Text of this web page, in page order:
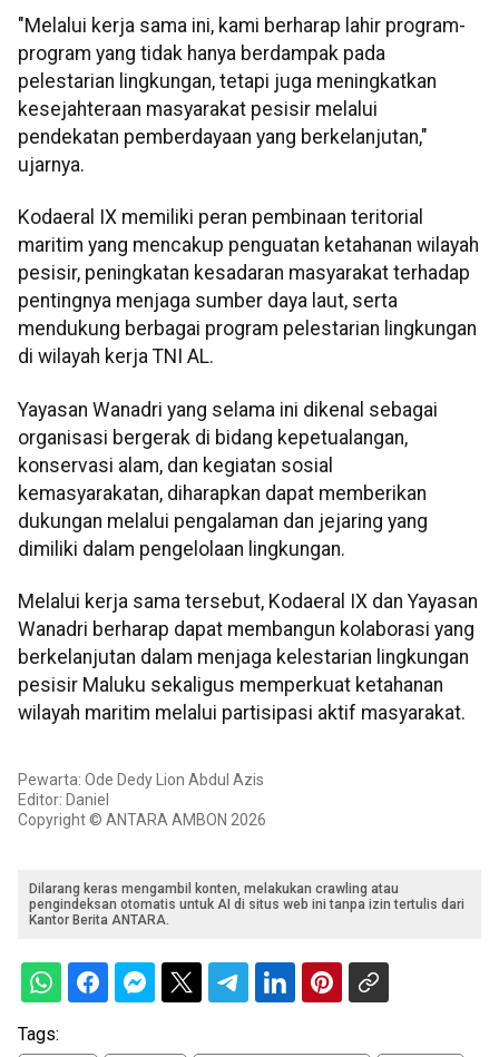
"Melalui kerja sama ini, kami berharap lahir program-
program yang tidak hanya berdampak pada
pelestarian lingkungan, tetapi juga meningkatkan
kesejahteraan masyarakat pesisir melalui
pendekatan pemberdayaan yang berkelanjutan,"
ujarnya.
Kodaeral IX memiliki peran pembinaan teritorial
maritim yang mencakup penguatan ketahanan wilayah
pesisir, peningkatan kesadaran masyarakat terhadap
pentingnya menjaga sumber daya laut, serta
mendukung berbagai program pelestarian lingkungan
di wilayah kerja TNI AL.
Yayasan Wanadri yang selama ini dikenal sebagai
organisasi bergerak di bidang kepetualangan,
konservasi alam, dan kegiatan sosial
kemasyarakatan, diharapkan dapat memberikan
dukungan melalui pengalaman dan jejaring yang
dimiliki dalam pengelolaan lingkungan.
Melalui kerja sama tersebut, Kodaeral IX dan Yayasan
Wanadri berharap dapat membangun kolaborasi yang
berkelanjutan dalam menjaga kelestarian lingkungan
pesisir Maluku sekaligus memperkuat ketahanan
wilayah maritim melalui partisipasi aktif masyarakat.
Pewarta: Ode Dedy Lion Abdul Azis
Editor: Daniel
Copyright © ANTARA AMBON 2026
Dilarang keras mengambil konten, melakukan crawling atau
pengindeksan otomatis untuk AI di situs web ini tanpa izin tertulis dari
Kantor Berita ANTARA.
Tags: